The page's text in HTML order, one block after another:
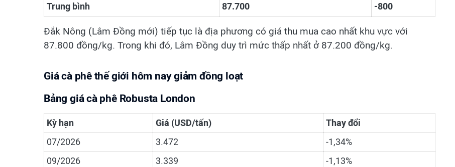
Trung bình
87.700 -800
Đắk Nông (Lâm Đồng mới) tiếp tục là địa phương có giá thu mua cao nhất khu vực với
87.800 đồng/kg. Trong khi đó, Lâm Đồng duy trì mức thấp nhất ở 87.200 đồng/kg.
Giá cà phê thế giới hôm nay giảm đồng loạt
Bảng giá cà phê Robusta London
Kỳ hạn Giá (USD/tấn)
Thay đổi
07/2026
3.472
-1,34%
09/2026
3.339
-1,13%